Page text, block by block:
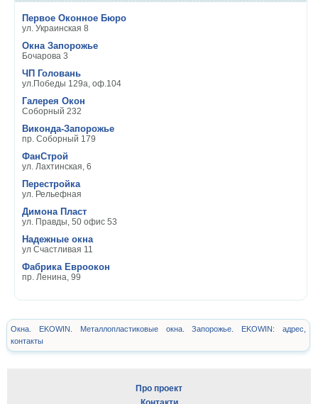
Первое Оконное Бюро
ул. Украинская 8
Окна Запорожье
Бочарова 3
ЧП Головань
ул.Победы 129а, оф.104
Галерея Окон
Соборный 232
Виконда-Запорожье
пр. Соборный 179
ФанСтрой
ул. Лахтинская, 6
Перестройка
ул. Рельефная
Димона Пласт
ул. Правды, 50 офис 53
Надежные окна
ул Счастливая 11
Фабрика Евроокон
пр. Ленина, 99
Окна. EKOWIN. Металлопластиковые окна. Запорожье. EKOWIN: адрес,
контакты
Про проект